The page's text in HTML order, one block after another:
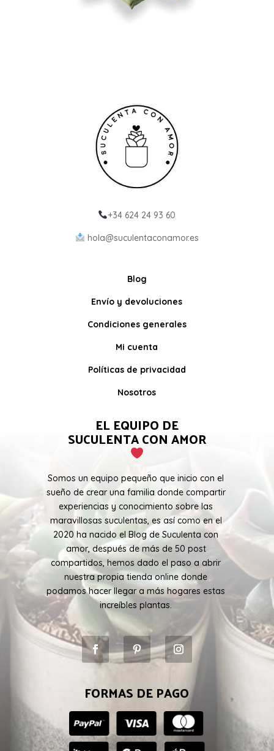
+34 624 24 93 60
hola@suculentaconamor.es
Blog
Envío y devoluciones
Condiciones generales
Mi cuenta
Políticas de privacidad
Nosotros
EL EQUIPO DE
SUCULENTA CON AMOR
Somos un equipo pequeño que inicio con el
sueño de crear una familia donde compartir
experiencias y conocimiento sobre las
maravillosas suculentas, es así como en el
2020 ha nacido el Blog de Suculenta con
amor, después de más de 50 post
compartidos, hemos dado el paso a abrir
nuestra propia tienda online donde
podamos hacer llegar a más hogares estas
increíbles plantas.
FORMAS DE PAGO